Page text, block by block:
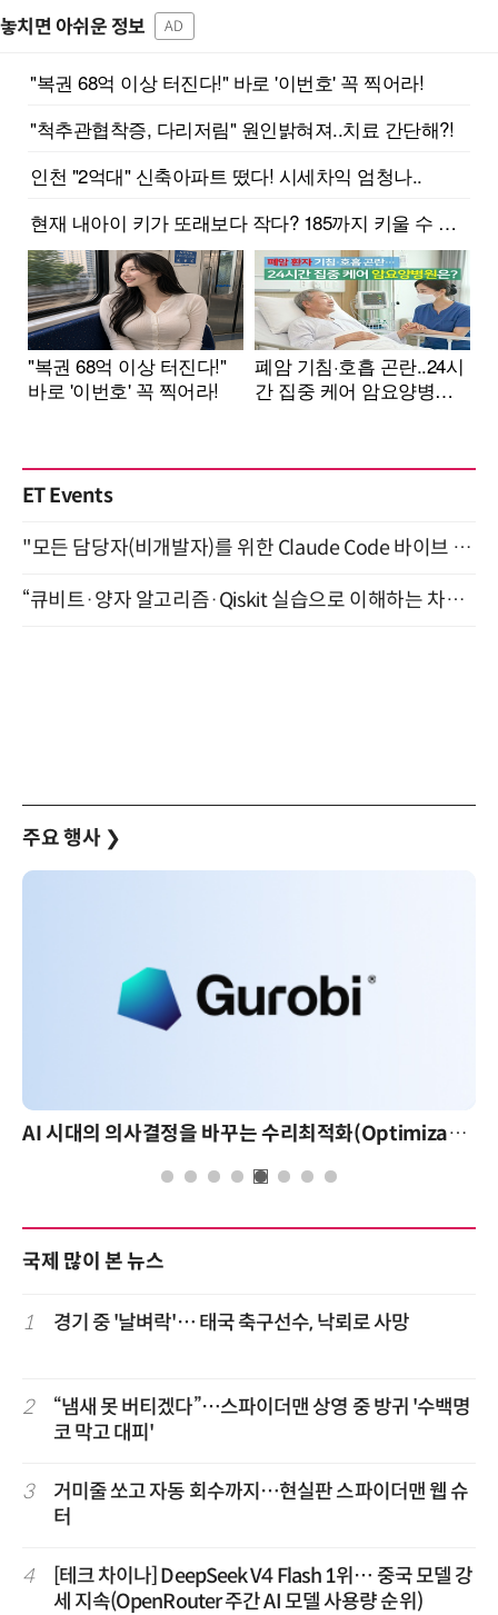
놓치면 아쉬운 정보 AD
ET Events
"모든 담당자(비개발자)를 위한 Claude Code 바이브 코딩 2-day 부트캠프" 9월 16~17일 개최
“큐비트·양자 알고리즘·Qiskit 실습으로 이해하는 차세대 컴퓨팅” (8/28)
주요 행사 ❯
AI 시대의 의사결정을 바꾸는 수리최적화(Optimization): 실제 산업 적용 사례와 활용 전략
국제 많이 본 뉴스
1 경기 중 '날벼락'… 태국 축구선수, 낙뢰로 사망
2
“냄새 못 버티겠다”…스파이더맨 상영 중 방귀 '수백명
코 막고 대피'
3
거미줄 쏘고 자동 회수까지…현실판 스파이더맨 웹 슈
터
4
[테크 차이나] DeepSeek V4 Flash 1위… 중국 모델 강
세 지속(OpenRouter 주간 AI 모델 사용량 순위)